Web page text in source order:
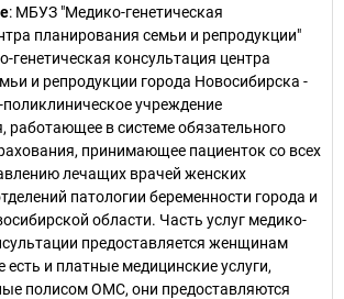
: МБУЗ "Медико-генетическая
планирования семьи и репродукции"
генетическая консультация центра
и репродукции города Новосибирска -
учреждение
работающее в системе обязательного
принимающее пациенток со всех
лечащих врачей женских
патологии беременности города и
области. Часть услуг медико-
предоставляется женщинам
есть и платные медицинские услуги,
полисом ОМС, они предоставляются